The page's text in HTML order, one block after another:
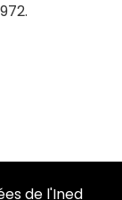
de l'Ined